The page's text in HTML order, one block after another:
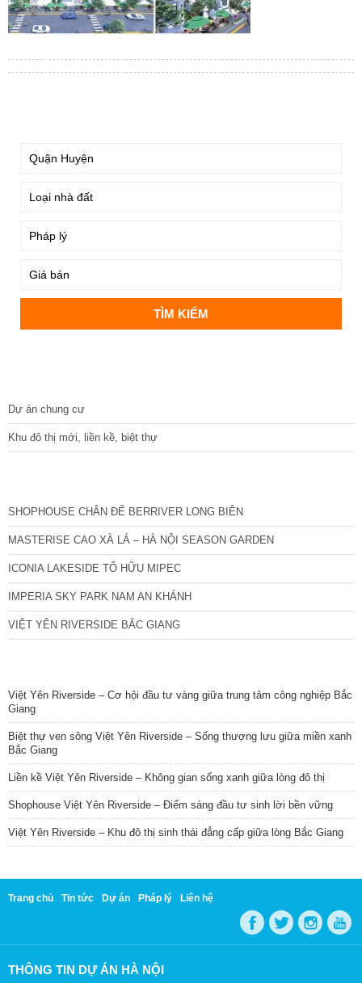
Dự án chung cư
Khu đô thị mới, liền kề, biệt thự
SHOPHOUSE CHÂN ĐẾ BERRIVER LONG BIÊN
MASTERISE CAO XÀ LÁ – HÀ NỘI SEASON GARDEN
ICONIA LAKESIDE TỐ HỮU MIPEC
IMPERIA SKY PARK NAM AN KHÁNH
VIỆT YÊN RIVERSIDE BẮC GIANG
Việt Yên Riverside – Cơ hội đầu tư vàng giữa trung tâm công nghiệp Bắc
Giang
Biệt thự ven sông Việt Yên Riverside – Sống thượng lưu giữa miền xanh
Bắc Giang
Liền kề Việt Yên Riverside – Không gian sống xanh giữa lòng đô thị
Shophouse Việt Yên Riverside – Điểm sáng đầu tư sinh lời bền vững
Việt Yên Riverside – Khu đô thị sinh thái đẳng cấp giữa lòng Bắc Giang
Trang chủ Tin tức Dự án Pháp lý Liên hệ
THÔNG TIN DỰ ÁN HÀ NỘI